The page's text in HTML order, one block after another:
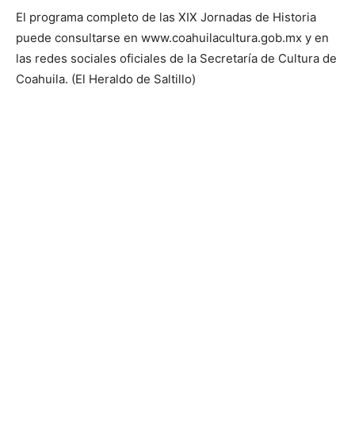
El programa completo de las XIX Jornadas de Historia
puede consultarse en www.coahuilacultura.gob.mx y en
las redes sociales oficiales de la Secretaría de Cultura de
Coahuila. (El Heraldo de Saltillo)